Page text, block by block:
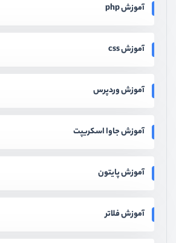
آموزش php
آموزش css
آموزش وردپرس
آموزش جاوا اسکریپت
آموزش پایتون
آموزش فلاتر